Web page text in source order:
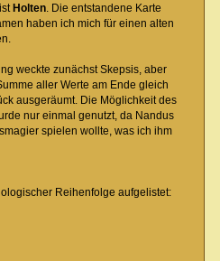
Holten. Die entstandene Karte
haben ich mich für einen alten
weckte zunächst Skepsis, aber
aller Werte am Ende gleich
ausgeräumt. Die Möglichkeit des
nur einmal genutzt, da Nandus
spielen wollte, was ich ihm
Reihenfolge aufgelistet: